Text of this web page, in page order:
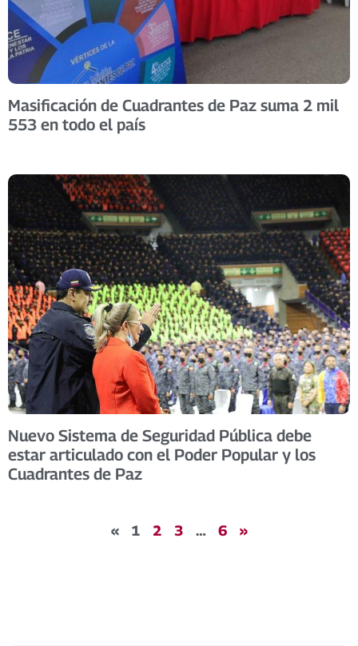
Masificación de Cuadrantes de Paz suma 2 mil
553 en todo el país
Nuevo Sistema de Seguridad Pública debe
estar articulado con el Poder Popular y los
Cuadrantes de Paz
« 1 2 3 … 6 »